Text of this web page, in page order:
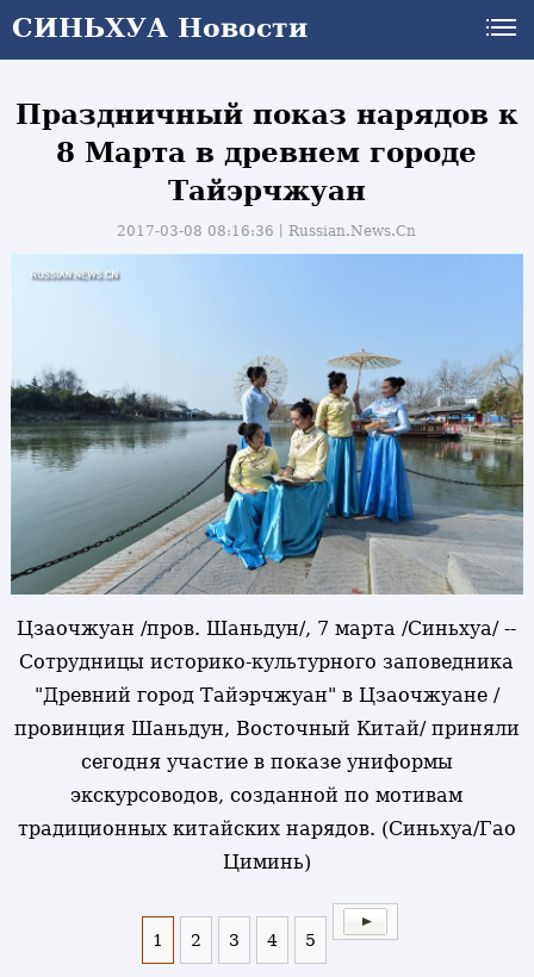
СИНЬХУА Новости
Праздничный показ нарядов к
8 Марта в древнем городе
Тайэрчжуан
2017-03-08 08:16:36丨Russian.News.Cn
Цзаочжуан /пров. Шаньдун/, 7 марта /Синьхуа/ --
Сотрудницы историко-культурного заповедника
"Древний город Тайэрчжуан" в Цзаочжуане /
провинция Шаньдун, Восточный Китай/ приняли
сегодня участие в показе униформы
экскурсоводов, созданной по мотивам
традиционных китайских нарядов. (Синьхуа/Гао
Циминь)
1 2 3 4 5